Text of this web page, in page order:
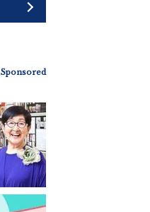
Sponsored